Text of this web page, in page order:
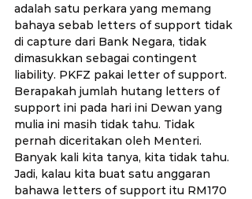
adalah satu perkara yang memang
bahaya sebab letters of support tidak
di capture dari Bank Negara, tidak
dimasukkan sebagai contingent
liability. PKFZ pakai letter of support.
Berapakah jumlah hutang letters of
support ini pada hari ini Dewan yang
mulia ini masih tidak tahu. Tidak
pernah diceritakan oleh Menteri.
Banyak kali kita tanya, kita tidak tahu.
Jadi, kalau kita buat satu anggaran
bahawa letters of support itu RM170